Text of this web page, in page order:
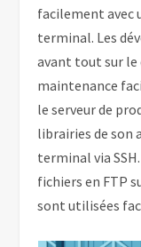
facilement avec
terminal. Les
avant tout sur le
maintenance
le serveur de
librairies de son
terminal via
fichiers en FTP
sont utilisées